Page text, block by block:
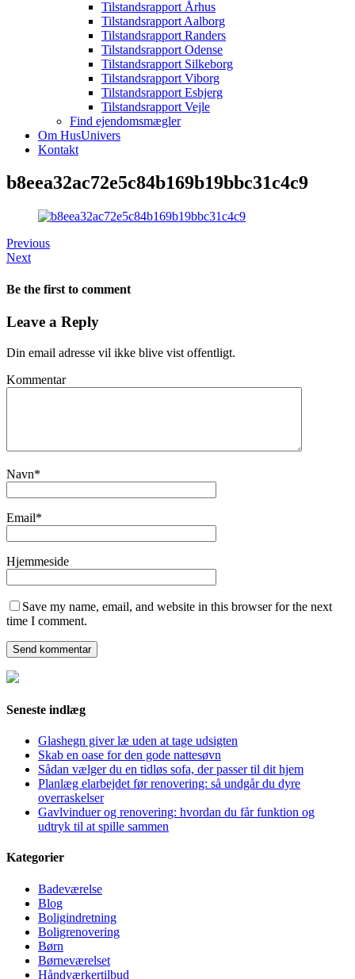
Tilstandsrapport Århus
Tilstandsrapport Aalborg
Tilstandsrapport Randers
Tilstandsrapport Odense
Tilstandsrapport Silkeborg
Tilstandsrapport Viborg
Tilstandsrapport Esbjerg
Tilstandsrapport Vejle
Find ejendomsmægler
Om HusUnivers
Kontakt
b8eea32ac72e5c84b169b19bbc31c4c9
Previous
Next
Be the first to comment
Leave a Reply
Din email adresse vil ikke blive vist offentligt.
Kommentar
Navn*
Email*
Hjemmeside
Save my name, email, and website in this browser for the next
time I comment.
Seneste indlæg
Glashegn giver læ uden at tage udsigten
Skab en oase for den gode nattesøvn
Sådan vælger du en tidløs sofa, der passer til dit hjem
Planlæg elarbejdet før renovering: så undgår du dyre
overraskelser
Gavlvinduer og renovering: hvordan du får funktion og
udtryk til at spille sammen
Kategorier
Badeværelse
Blog
Boligindretning
Boligrenovering
Børn
Børneværelset
Håndværkertilbud